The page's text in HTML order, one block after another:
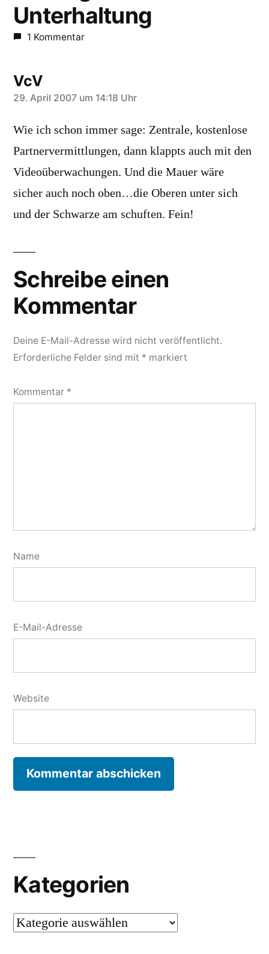
Unterhaltung
1 Kommentar
VcV
schreibt:
29. April 2007 um 14:18 Uhr
Wie ich schon immer sage: Zentrale, kostenlose
Partnervermittlungen, dann klappts auch mit den
Videoüberwachungen. Und die Mauer wäre
sicher auch noch oben…die Oberen unter sich
und der Schwarze am schuften. Fein!
Schreibe einen
Kommentar
Deine E-Mail-Adresse wird nicht veröffentlicht.
Erforderliche Felder sind mit * markiert
Kommentar *
Name
E-Mail-Adresse
Website
Kategorien
Kategorien